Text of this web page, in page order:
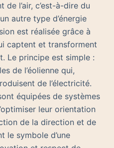
l’air, c’est-à-dire du
autre type d’énergie
est réalisée grâce à
captent et transforment
Le principe est simple :
de l’éolienne qui,
de l’électricité.
équipées de systèmes
leur orientation
de la direction et de
le symbole d’une